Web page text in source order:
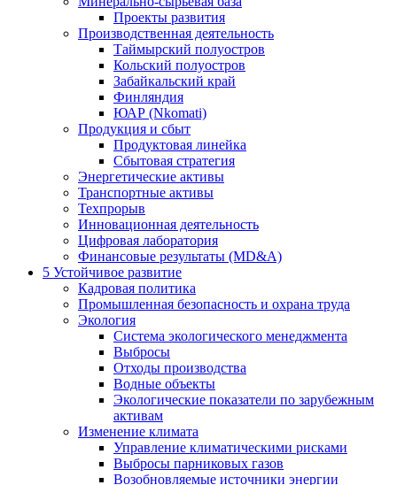
Проекты развития
Производственная деятельность
Таймырский полуостров
Кольский полуостров
Забайкальский край
Финляндия
ЮАР (Nkomati)
Продукция и сбыт
Продуктовая линейка
Сбытовая стратегия
Энергетические активы
Транспортные активы
Техпрорыв
Инновационная деятельность
Цифровая лаборатория
Финансовые результаты (MD&A)
5 Устойчивое развитие
Кадровая политика
Промышленная безопасность и охрана труда
Экология
Система экологического менеджмента
Выбросы
Отходы производства
Водные объекты
Экологические показатели по зарубежным
активам
Изменение климата
Управление климатическими рисками
Выбросы парниковых газов
Возобновляемые источники энергии